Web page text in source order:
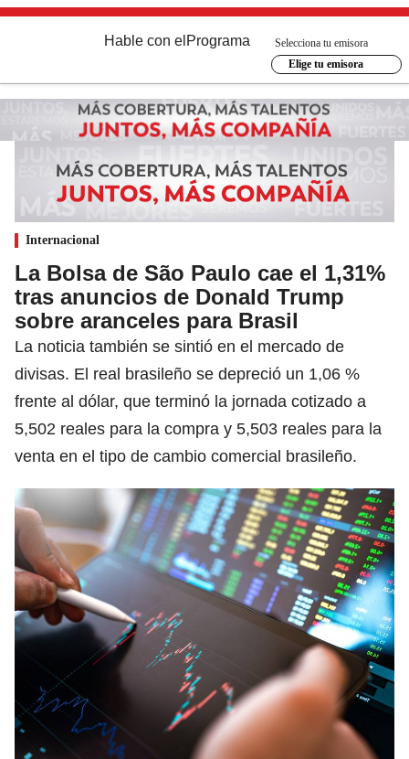
Hable con el Programa
Selecciona tu emisora
Elige tu emisora
Internacional
La Bolsa de São Paulo cae el 1,31%
tras anuncios de Donald Trump
sobre aranceles para Brasil
La noticia también se sintió en el mercado de
divisas. El real brasileño se depreció un 1,06 %
frente al dólar, que terminó la jornada cotizado a
5,502 reales para la compra y 5,503 reales para la
venta en el tipo de cambio comercial brasileño.